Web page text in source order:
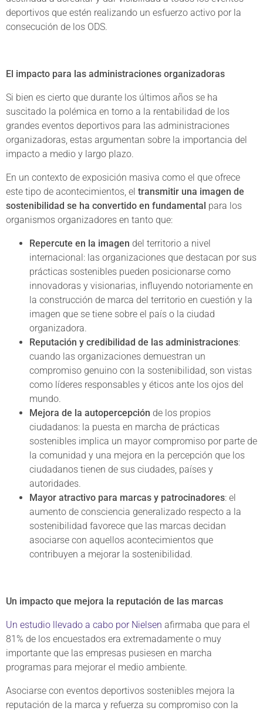
deportivos que estén realizando un esfuerzo activo por la
consecución de los ODS.
El impacto para las administraciones organizadoras
Si bien es cierto que durante los últimos años se ha
suscitado la polémica en torno a la rentabilidad de los
grandes eventos deportivos para las administraciones
organizadoras, estas argumentan sobre la importancia del
impacto a medio y largo plazo.
En un contexto de exposición masiva como el que ofrece
este tipo de acontecimientos, el transmitir una imagen de
sostenibilidad se ha convertido en fundamental para los
organismos organizadores en tanto que:
Repercute en la imagen del territorio a nivel
internacional: las organizaciones que destacan por sus
prácticas sostenibles pueden posicionarse como
innovadoras y visionarias, influyendo notoriamente en
la construcción de marca del territorio en cuestión y la
imagen que se tiene sobre el país o la ciudad
organizadora.
Reputación y credibilidad de las administraciones:
cuando las organizaciones demuestran un
compromiso genuino con la sostenibilidad, son vistas
como líderes responsables y éticos ante los ojos del
mundo.
Mejora de la autopercepción de los propios
ciudadanos: la puesta en marcha de prácticas
sostenibles implica un mayor compromiso por parte de
la comunidad y una mejora en la percepción que los
ciudadanos tienen de sus ciudades, países y
autoridades.
Mayor atractivo para marcas y patrocinadores: el
aumento de consciencia generalizado respecto a la
sostenibilidad favorece que las marcas decidan
asociarse con aquellos acontecimientos que
contribuyen a mejorar la sostenibilidad.
Un impacto que mejora la reputación de las marcas
Un estudio llevado a cabo por Nielsen afirmaba que para el
81% de los encuestados era extremadamente o muy
importante que las empresas pusiesen en marcha
programas para mejorar el medio ambiente.
Asociarse con eventos deportivos sostenibles mejora la
reputación de la marca y refuerza su compromiso con la